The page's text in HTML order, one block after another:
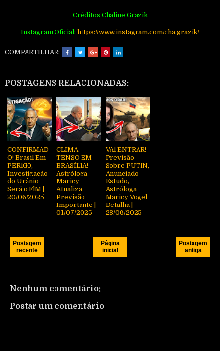
Créditos Chaline Grazik
Instagram Oficial: https://www.instagram.com/cha.grazik/
COMPARTILHAR:
POSTAGENS RELACIONADAS:
CONFIRMAD
O! Brasil Em
PERlG0,
Investigação
do Urânio
Será o FlM |
20/06/2025
CLIMA
TENSO EM
BRASÍLIA!
Astróloga
Maricy
Atualiza
Previsão
Importante |
01/07/2025
VAl ENTRAR!
Previsão
Sobre PUTlN,
Anunciado
Estudo,
Astróloga
Maricy Vogel
Detalha |
28/06/2025
Postagem
recente
Postagem
antiga
Página
inicial
Nenhum comentário:
Postar um comentário